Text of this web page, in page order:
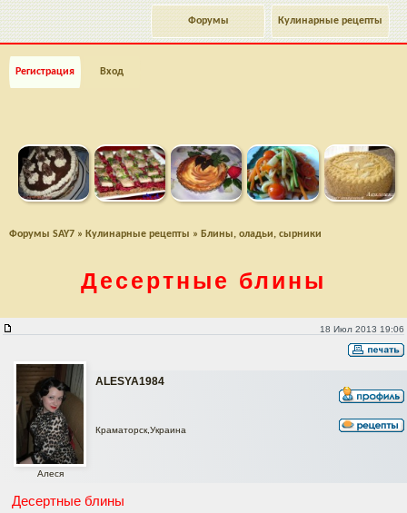
Кулинарные рецепты
Форумы
Регистрация Вход
Форумы SAY7 » Кулинарные рецепты » Блины, оладьи, сырники
Десертные блины
18 Июл 2013 19:06
АLESYA1984
Алеся
Краматорск,Украина
Десертные блины